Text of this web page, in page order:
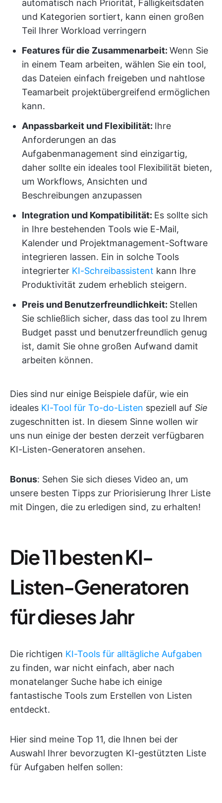
automatisch nach Priorität, Fälligkeitsdaten
und Kategorien sortiert, kann einen großen
Teil Ihrer Workload verringern
Features für die Zusammenarbeit: Wenn Sie
in einem Team arbeiten, wählen Sie ein tool,
das Dateien einfach freigeben und nahtlose
Teamarbeit projektübergreifend ermöglichen
kann.
Anpassbarkeit und Flexibilität: Ihre
Anforderungen an das
Aufgabenmanagement sind einzigartig,
daher sollte ein ideales tool Flexibilität bieten,
um Workflows, Ansichten und
Beschreibungen anzupassen
Integration und Kompatibilität: Es sollte sich
in Ihre bestehenden Tools wie E-Mail,
Kalender und Projektmanagement-Software
integrieren lassen. Ein in solche Tools
integrierter KI-Schreibassistent kann Ihre
Produktivität zudem erheblich steigern.
Preis und Benutzerfreundlichkeit: Stellen
Sie schließlich sicher, dass das tool zu Ihrem
Budget passt und benutzerfreundlich genug
ist, damit Sie ohne großen Aufwand damit
arbeiten können.
Dies sind nur einige Beispiele dafür, wie ein
ideales KI-Tool für To-do-Listen speziell auf Sie
zugeschnitten ist. In diesem Sinne wollen wir
uns nun einige der besten derzeit verfügbaren
KI-Listen-Generatoren ansehen.
Bonus: Sehen Sie sich dieses Video an, um
unsere besten Tipps zur Priorisierung Ihrer Liste
mit Dingen, die zu erledigen sind, zu erhalten!
Die 11 besten KI-
Listen-Generatoren
für dieses Jahr
Die richtigen KI-Tools für alltägliche Aufgaben
zu finden, war nicht einfach, aber nach
monatelanger Suche habe ich einige
fantastische Tools zum Erstellen von Listen
entdeckt.
Hier sind meine Top 11, die Ihnen bei der
Auswahl Ihrer bevorzugten KI-gestützten Liste
für Aufgaben helfen sollen: